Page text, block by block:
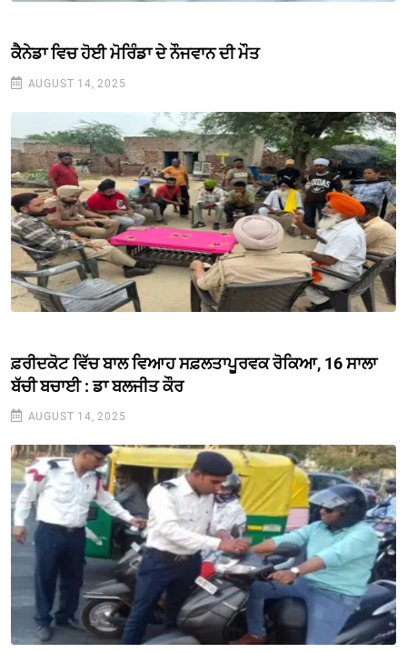
ਕੈਨੇਡਾ ਵਿਚ ਹੋਈ ਮੋਰਿੰਡਾ ਦੇ ਨੌਜਵਾਨ ਦੀ ਮੌਤ
AUGUST 14, 2025
ਫ਼ਰੀਦਕੋਟ ਵਿੱਚ ਬਾਲ ਵਿਆਹ ਸਫ਼ਲਤਾਪੂਰਵਕ ਰੋਕਿਆ, 16 ਸਾਲਾ
ਬੱਚੀ ਬਚਾਈ : ਡਾ ਬਲਜੀਤ ਕੌਰ
AUGUST 14, 2025